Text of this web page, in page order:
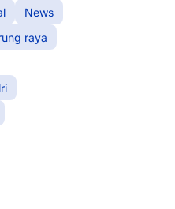
News
raya